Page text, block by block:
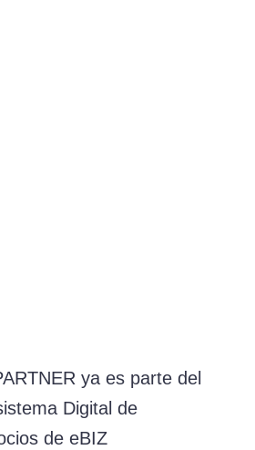
ya es parte del
Digital de
de eBIZ